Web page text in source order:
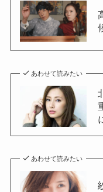
あわせて読みたい
あわせて読みたい